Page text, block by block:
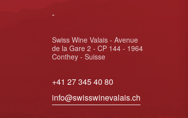
-
Swiss Wine Valais - Avenue
de la Gare 2 - CP 144 - 1964
Conthey - Suisse
+41 27 345 40 80
info@swisswinevalais.ch